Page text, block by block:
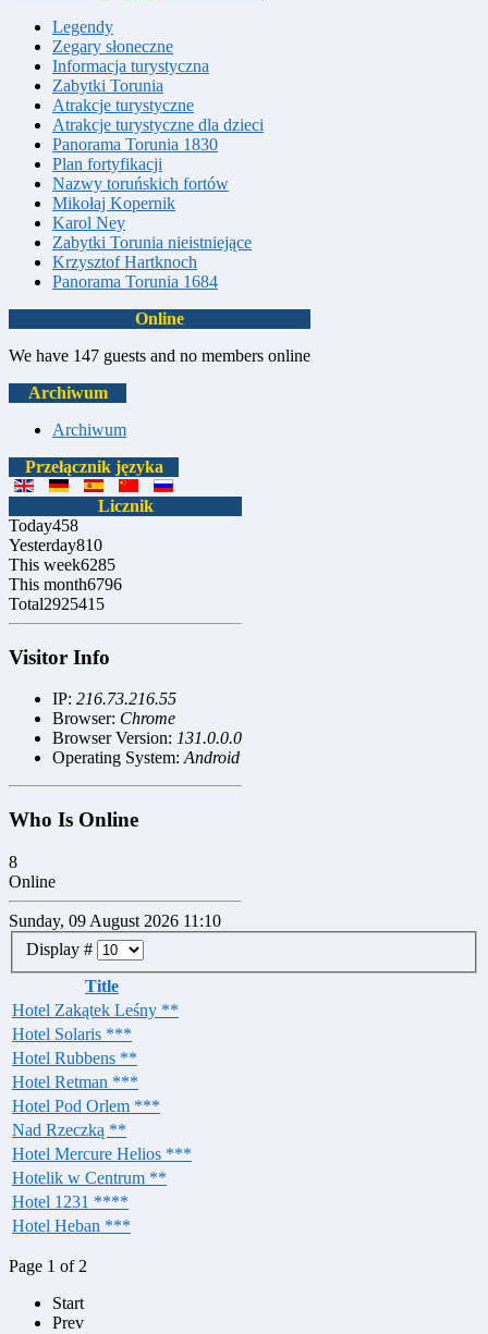
Legendy
Zegary słoneczne
Informacja turystyczna
Zabytki Torunia
Atrakcje turystyczne
Atrakcje turystyczne dla dzieci
Panorama Torunia 1830
Plan fortyfikacji
Nazwy toruńskich fortów
Mikołaj Kopernik
Karol Ney
Zabytki Torunia nieistniejące
Krzysztof Hartknoch
Panorama Torunia 1684
Online
We have 147 guests and no members online
Archiwum
Archiwum
Przełącznik języka
Licznik
Today458
Yesterday810
This week6285
This month6796
Total2925415
Visitor Info
IP: 216.73.216.55
Browser: Chrome
Browser Version: 131.0.0.0
Operating System:Android
Who Is Online
8
Online
Sunday, 09 August 2026 11:10
Display #
Title
Hotel Zakątek Leśny **
Hotel Solaris ***
Hotel Rubbens **
Hotel Retman ***
Hotel Pod Orlem ***
Nad Rzeczką **
Hotel Mercure Helios ***
Hotelik w Centrum **
Hotel 1231 ****
Hotel Heban ***
Page 1 of 2
Start
Prev